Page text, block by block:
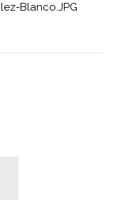
Blanco.JPG